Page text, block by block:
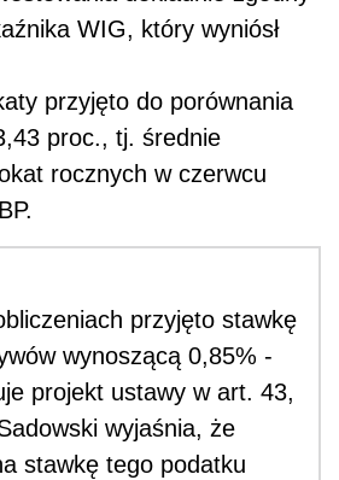
WIG, który wyniósł
przyjęto do porównania
proc., tj. średnie
rocznych w czerwcu
przyjęto stawkę
wynoszącą 0,85% -
projekt ustawy w art. 43,
wyjaśnia, że
stawkę tego podatku